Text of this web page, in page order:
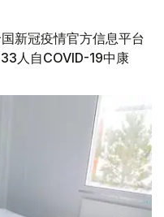
新冠疫情官方信息平台
人自COVID-19中康